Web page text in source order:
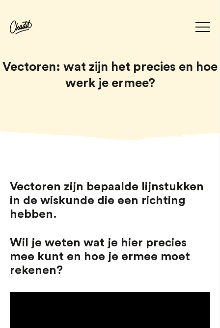
Vectoren: wat zijn het precies en hoe
werk je ermee?
Vectoren zijn bepaalde lijnstukken
in de wiskunde die een richting
hebben.
Wil je weten wat je hier precies
mee kunt en hoe je ermee moet
rekenen?